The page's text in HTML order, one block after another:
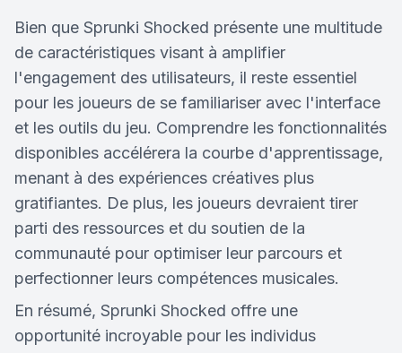
Bien que Sprunki Shocked présente une multitude
de caractéristiques visant à amplifier
l'engagement des utilisateurs, il reste essentiel
pour les joueurs de se familiariser avec l'interface
et les outils du jeu. Comprendre les fonctionnalités
disponibles accélérera la courbe d'apprentissage,
menant à des expériences créatives plus
gratifiantes. De plus, les joueurs devraient tirer
parti des ressources et du soutien de la
communauté pour optimiser leur parcours et
perfectionner leurs compétences musicales.
En résumé, Sprunki Shocked offre une
opportunité incroyable pour les individus